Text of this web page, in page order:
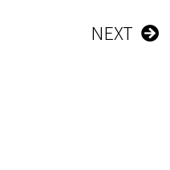
NEXT